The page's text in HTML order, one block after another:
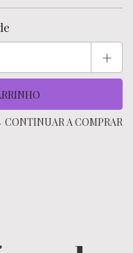
+
CONTINUAR A COMPRAR